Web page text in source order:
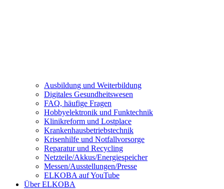
Ausbildung und Weiterbildung
Digitales Gesundheitswesen
FAQ, häufige Fragen
Hobbyelektronik und Funktechnik
Klinikreform und Lostplace
Krankenhausbetriebstechnik
Krisenhilfe und Notfallvorsorge
Reparatur und Recycling
Netzteile/Akkus/Energiespeicher
Messen/Ausstellungen/Presse
ELKOBA auf YouTube
Über ELKOBA